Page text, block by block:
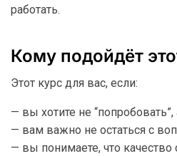
работать.
Кому подойдёт
Этот курс для вас, если:
— вы хотите не
— вам важно не остаться с
— вы понимаете, что качество